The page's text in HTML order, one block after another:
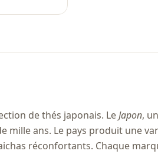
de thés japonais. LeJapon,
ans. Le pays produit une
réconfortants. Chaque